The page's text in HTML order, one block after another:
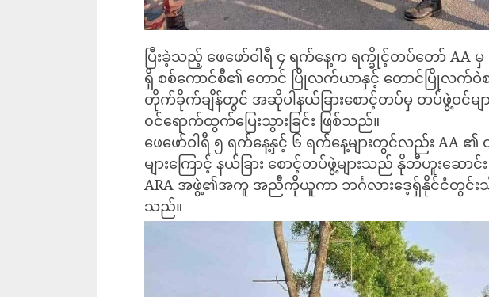
ပြီးခဲ့သည့် ဖေဖော်ဝါရီ ၄ ရက်နေ့က ရက္ခိုင့်တပ်တော် AA
ရှိ စစ်ကောင်စီ၏ တောင် ပြိုလက်ယာနှင့် တောင်ပြိုလက်ဝဲ
တိုက်ခိုက်ချိန်တွင် အဆိုပါနယ်ခြားစောင့်တပ်မှ တပ်ဖွဲ့ဝင်မျ
၀င်ရောက်ထွက်ပြေးသွားခြင်း ဖြစ်သည်။
ဖေဖော်ဝါရီ ၅ ရက်နေ့နှင့် ၆ ရက်နေ့များတွင်လည်း
များကြောင့် နယ်ခြား စောင့်တပ်ဖွဲ့များသည် နိုဘီဟူးဆော
ARA အဖွဲ့၏အကူ အညီကိုယူကာ ဘင်္ဂလားဒေ့ရှ်နိုင်ငံတွင်း
သည်။